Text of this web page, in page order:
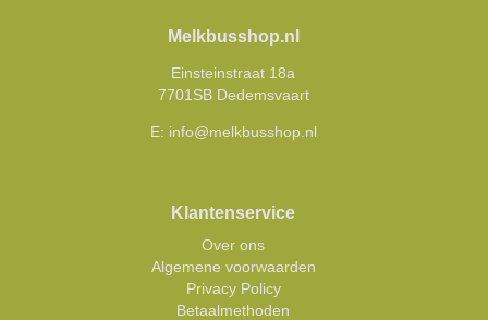
Melkbusshop.nl
Einsteinstraat 18a
7701SB Dedemsvaart
E: info@melkbusshop.nl
Klantenservice
Over ons
Algemene voorwaarden
Privacy Policy
Betaalmethoden